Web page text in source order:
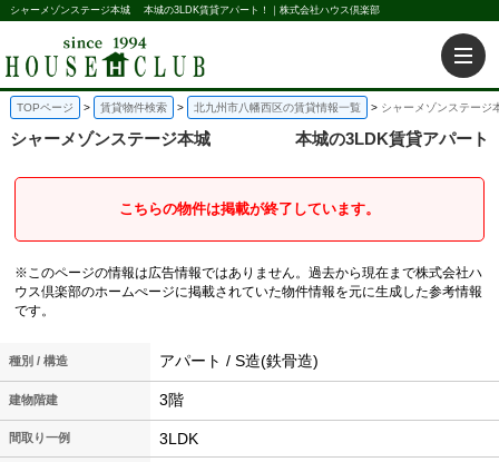
シャーメゾンステージ本城 本城の3LDK賃貸アパート！｜株式会社ハウス倶楽部
TOPページ 賃貸物件検索 北九州市八幡西区の賃貸情報一覧 シャーメゾンステー
シャーメゾンステージ本城 本城の3LDK賃貸アパート
こちらの物件は掲載が終了しています。
※このページの情報は広告情報ではありません。過去から現在まで株式会社ハ
ウス倶楽部のホームぺージに掲載されていた物件情報を元に生成した参考情報
です。
種別 / 構造 アパート / S造(鉄骨造)
建物階建 3階
間取り一例 3LDK